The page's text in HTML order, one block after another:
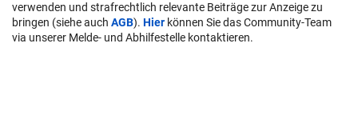
verwenden und strafrechtlich relevante Beiträge zur Anzeige zu
bringen (siehe auch AGB). Hier können Sie das Community-Team
via unserer Melde- und Abhilfestelle kontaktieren.